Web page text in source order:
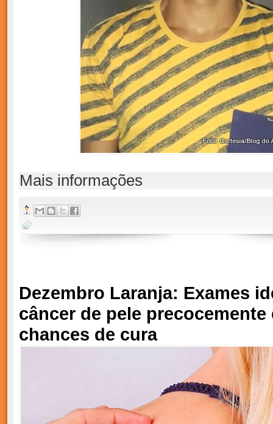
Mais informações
Dezembro Laranja: Exames
câncer de pele precocemente
chances de cura